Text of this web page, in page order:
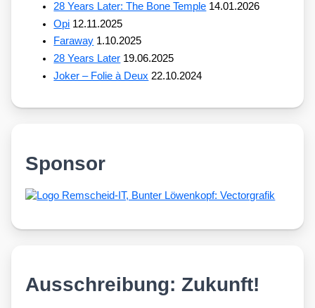
28 Years Later: The Bone Temple 14.01.2026
Opi 12.11.2025
Faraway 1.10.2025
28 Years Later 19.06.2025
Joker – Folie à Deux 22.10.2024
Sponsor
Ausschreibung: Zukunft!